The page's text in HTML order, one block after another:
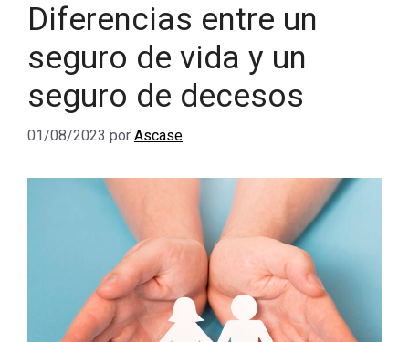
Diferencias entre un
seguro de vida y un
seguro de decesos
01/08/2023 por Ascase